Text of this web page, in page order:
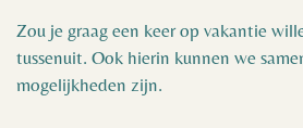
Zou je graag een keer op vakantie
tussenuit. Ook hierin kunnen we
mogelijkheden zijn.